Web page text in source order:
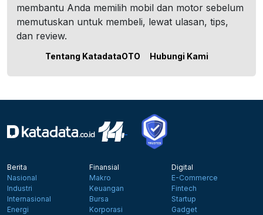
membantu Anda memilih mobil dan motor sebelum
memutuskan untuk membeli, lewat ulasan, tips,
dan review.
Tentang KatadataOTO Hubungi Kami
Berita
Nasional
Industri
Internasional
Energi
Finansial
Makro
Keuangan
Bursa
Korporasi
Digital
E-Commerce
Fintech
Startup
Gadget